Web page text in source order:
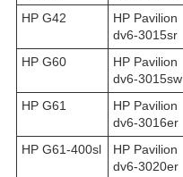
HP G42
HP Pavilion
dv6-3015sr
HP G60
HP Pavilion
dv6-3015sw
HP G61
HP Pavilion
dv6-3016er
HP G61-400sl
HP Pavilion
dv6-3020er